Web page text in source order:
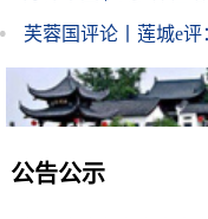
质生产力
芙蓉国评论丨莲城e
家国
公告公示